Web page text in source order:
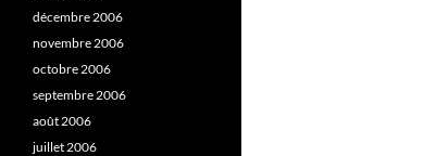
décembre 2006
novembre 2006
octobre 2006
septembre 2006
août 2006
juillet 2006